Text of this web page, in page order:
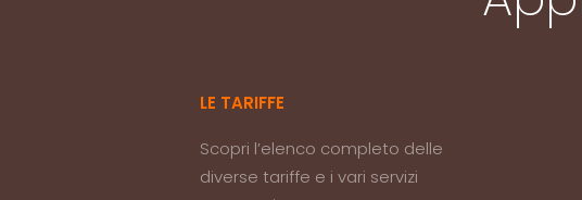
LE TARIFFE
Scopri l’elenco completo delle
diverse tariffe e i vari servizi